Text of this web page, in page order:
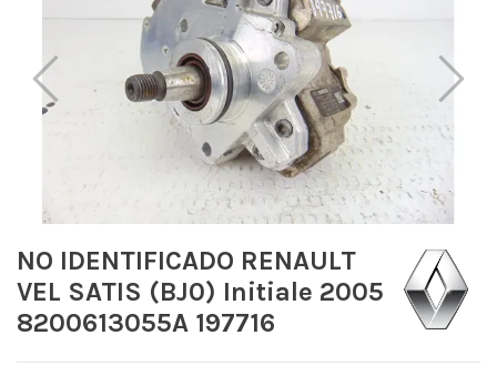
NO IDENTIFICADO RENAULT
VEL SATIS (BJ0) Initiale 2005
8200613055A 197716